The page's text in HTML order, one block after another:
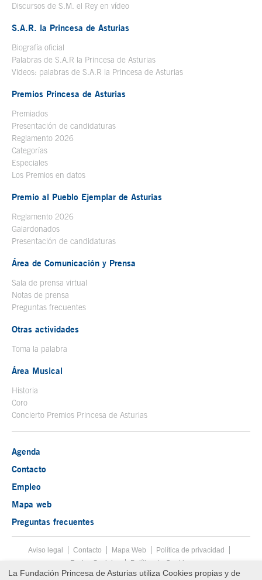
Discursos de S.M. el Rey en vídeo
S.A.R. la Princesa de Asturias
Biografía oficial
Palabras de S.A.R la Princesa de Asturias
Videos: palabras de S.A.R la Princesa de Asturias
Premios Princesa de Asturias
Premiados
Presentación de candidaturas
Reglamento 2026
Categorías
Especiales
Los Premios en datos
Premio al Pueblo Ejemplar de Asturias
Reglamento 2026
Galardonados
Presentación de candidaturas
Área de Comunicación y Prensa
Sala de prensa virtual
Notas de prensa
Preguntas frecuentes
Otras actividades
Toma la palabra
Área Musical
Historia
Coro
Concierto Premios Princesa de Asturias
Agenda
Contacto
Empleo
Mapa web
Preguntas frecuentes
Menú pie
Aviso legal Tecla de acceso 8
Contacto Mapa Web
Política de privacidad
Redes Sociales
Política de Cookies
Fin menú pie
La Fundación Princesa de Asturias utiliza Cookies propias y de